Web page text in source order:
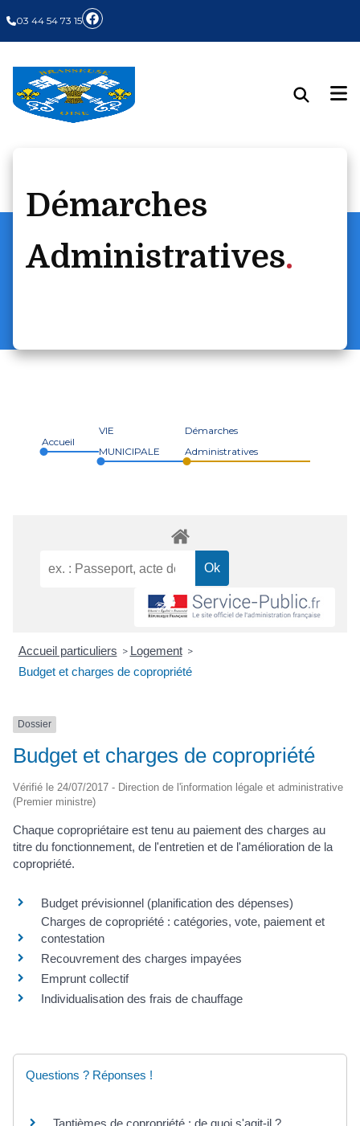
03 44 54 73 15
Démarches
Administratives
Accueil
VIE
MUNICIPALE
Démarches
Administratives
Accueil particuliers > Logement >
Budget et charges de copropriété
Dossier
Budget et charges de copropriété
Vérifié le 24/07/2017 - Direction de l'information légale et administrative
(Premier ministre)
Chaque copropriétaire est tenu au paiement des charges au
titre du fonctionnement, de l'entretien et de l'amélioration de la
copropriété.
Budget prévisionnel (planification des dépenses)
Charges de copropriété : catégories, vote, paiement et
contestation
Recouvrement des charges impayées
Emprunt collectif
Individualisation des frais de chauffage
Questions ? Réponses !
Tantièmes de copropriété : de quoi s'agit-il ?